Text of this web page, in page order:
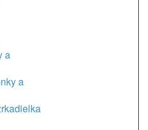
a
a